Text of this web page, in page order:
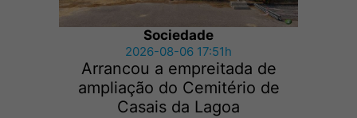
Sociedade
2026-08-06 17:51h
Arrancou a empreitada de
ampliação do Cemitério de
Casais da Lagoa